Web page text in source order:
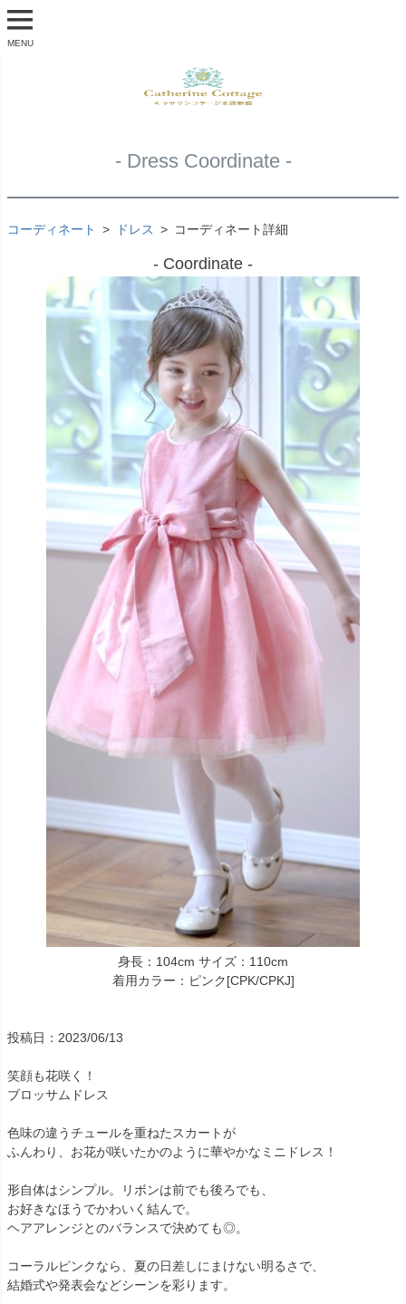
MENU
- Dress Coordinate -
コーディネート ドレス コーディネート詳細
- Coordinate -
身長：104cm サイズ：110cm
着用カラー：ピンク[CPK/CPKJ]
投稿日：2023/06/13
笑顔も花咲く！
ブロッサムドレス
色味の違うチュールを重ねたスカートが
ふんわり、お花が咲いたかのように華やかなミニドレス！
形自体はシンプル。リボンは前でも後ろでも、
お好きなほうでかわいく結んで。
ヘアアレンジとのバランスで決めても◎。
コーラルピンクなら、夏の日差しにまけない明るさで、
結婚式や発表会などシーンを彩ります。